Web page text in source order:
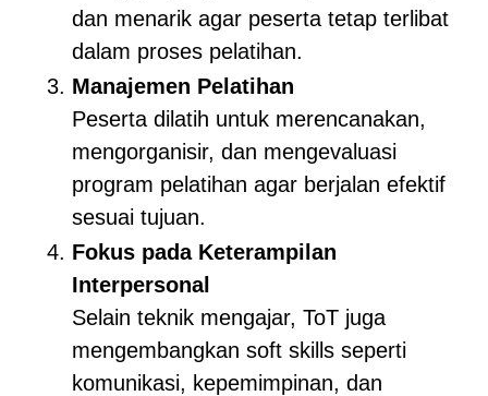
dan menarik agar peserta tetap terlibat
dalam proses pelatihan.
Manajemen Pelatihan
Peserta dilatih untuk merencanakan,
mengorganisir, dan mengevaluasi
program pelatihan agar berjalan efektif
sesuai tujuan.
Fokus pada Keterampilan
Interpersonal
Selain teknik mengajar, ToT juga
mengembangkan soft skills seperti
komunikasi, kepemimpinan, dan